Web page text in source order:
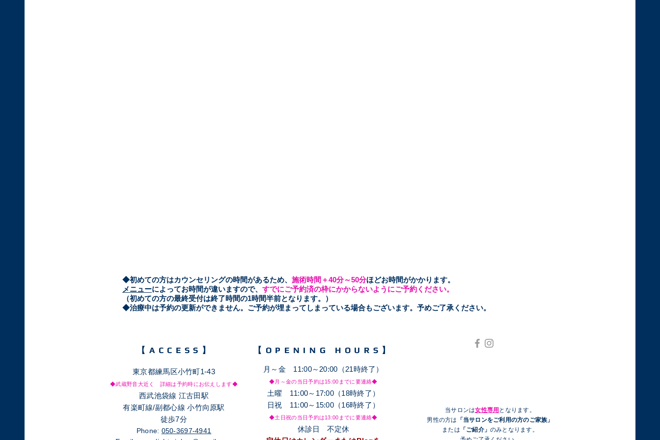
​◆初めての方はカウンセリングの時間があるため、 施術時間＋40分～50分ほどお時間がかかります。
メニューによってお時間が違いますので、 すでにご予約済の枠にかからないようにご予約ください。
（初めての方の最終受付は終了時間の1時間半前となります。）
​◆治療中は予約の更新ができません。ご予約が埋まってしまっている場合もございます。予めご了承ください。
【​ACCESS】
東京都練馬区小竹町1-43
◆武蔵野音大近く 詳細は予約時にお伝えします◆
西武池袋線 江古田駅
有楽町線/副都心線 小竹向原駅
徒歩7分
Phone: 050-3697-4941
【OPENING HOURS】
月～金 11:00～20:00（21時終了）
◆月～金の当日予約は15:00までに要連絡◆
土​曜 11:00～17:00（18時終了）
日祝 11:00～15:00（16時終了）
◆土日祝の当日予約は13:00までに要連絡◆
休診日 不定休
当サロンは女性専用 となります。
​男性の方は
「当サロンをご利用の方のご家族」
または 「ご紹介」 のみとなります。